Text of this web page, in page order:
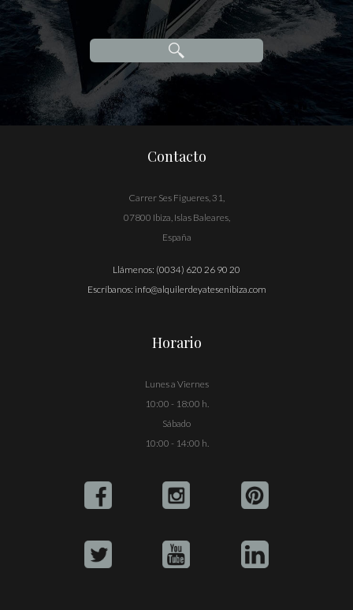
Contacto
Carrer Ses Figueres, 31,
07800 Ibiza, Islas Baleares,
España
Llámenos: (0034) 620 26 90 20
Escríbanos: info@alquilerdeyatesenibiza.com
Horario
Lunes a Viernes
10:00 - 18:00 h.
Sábado
10:00 - 14:00 h.